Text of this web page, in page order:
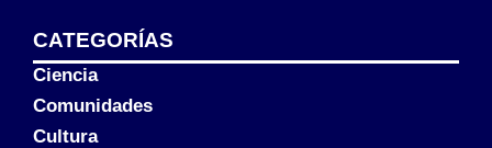
CATEGORÍAS
Ciencia
Comunidades
Cultura